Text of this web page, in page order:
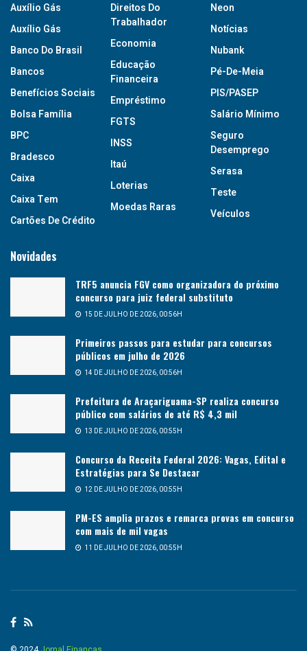
Auxílio Gás
Auxílio Gás
Banco Do Brasil
Bancos
Benefícios Sociais
Bolsa Família
BPC
Bradesco
Caixa
Caixa Tem
Cartões De Crédito
Direitos Do
Trabalhador
Economia
Educação
Financeira
Empréstimo
FGTS
INSS
Itaú
Loterias
Moedas Raras
Neon
Notícias
Nubank
Pé-De-Meia
PIS/PASEP
Salário Mínimo
Seguro
Desemprego
Serasa
Teste
Veículos
Novidades
TRF5 anuncia FGV como organizadora do próximo
concurso para juiz federal substituto
15 DE JULHO DE 2026, 00:56H
Primeiros passos para estudar para concursos
públicos em julho de 2026
14 DE JULHO DE 2026, 00:56H
Prefeitura de Araçariguama-SP realiza concurso
público com salários de até R$ 4,3 mil
13 DE JULHO DE 2026, 00:55H
Concurso da Receita Federal 2026: Vagas, Edital e
Estratégias para Se Destacar
12 DE JULHO DE 2026, 00:55H
PM-ES amplia prazos e remarca provas em concurso
com mais de mil vagas
11 DE JULHO DE 2026, 00:55H